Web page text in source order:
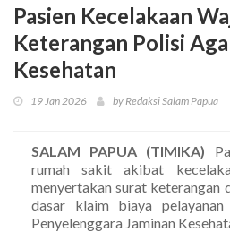
Pasien Kecelakaan
Keterangan Polisi
Kesehatan
19 Jan 2026 by Redaksi Salam Papua
SALAM PAPUA (TIMIKA)
rumah sakit akibat
menyertakan surat keterangan
dasar klaim biaya
Penyelenggara Jaminan